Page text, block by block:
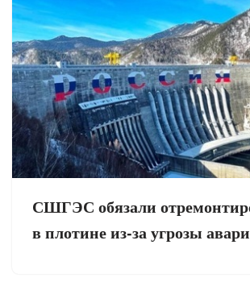
СШГЭС обязали
в плотине из-за угрозы